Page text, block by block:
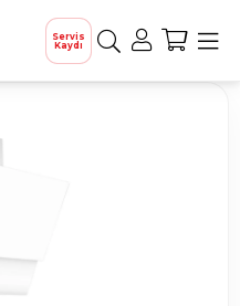
Servis
Kaydı